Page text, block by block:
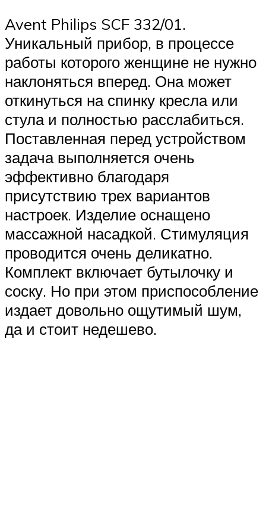
Avent Philips SCF 332/01.
Уникальный прибор, в процессе
работы которого женщине не нужно
наклоняться вперед. Она может
откинуться на спинку кресла или
стула и полностью расслабиться.
Поставленная перед устройством
задача выполняется очень
эффективно благодаря
присутствию трех вариантов
настроек. Изделие оснащено
массажной насадкой. Стимуляция
проводится очень деликатно.
Комплект включает бутылочку и
соску. Но при этом приспособление
издает довольно ощутимый шум,
да и стоит недешево.